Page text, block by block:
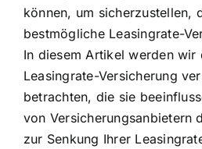
können, um sicherzustellen,
bestmögliche Leasingrate-
In diesem Artikel werden wir
Leasingrate-Versicherung
betrachten, die sie
von Versicherungsanbietern
zur Senkung Ihrer